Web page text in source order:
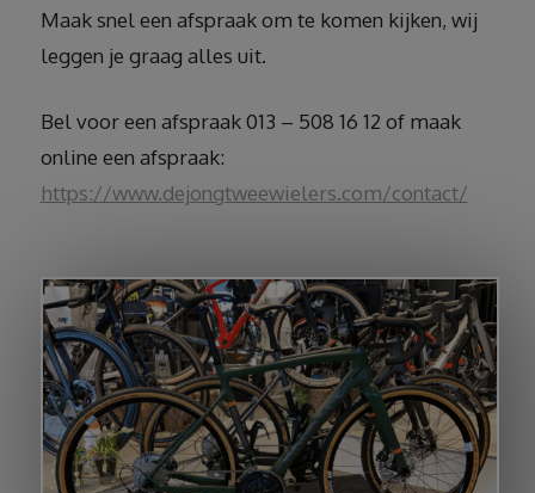
Maak snel een afspraak om te komen kijken, wij
leggen je graag alles uit.
Bel voor een afspraak 013 – 508 16 12 of maak
online een afspraak:
https://www.dejongtweewielers.com/contact/